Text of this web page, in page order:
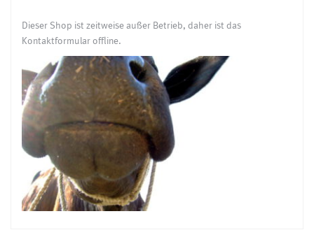
Dieser Shop ist zeitweise außer Betrieb, daher ist das
Kontaktformular offline.